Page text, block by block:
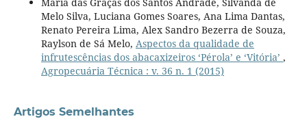
Maria das Graças dos Santos Andrade, Silvanda de
Melo Silva, Luciana Gomes Soares, Ana Lima Dantas,
Renato Pereira Lima, Alex Sandro Bezerra de Souza,
Raylson de Sá Melo, Aspectos da qualidade de
infrutescências dos abacaxizeiros ‘Pérola’ e ‘Vitória’ ,
Agropecuária Técnica : v. 36 n. 1 (2015)
Artigos Semelhantes